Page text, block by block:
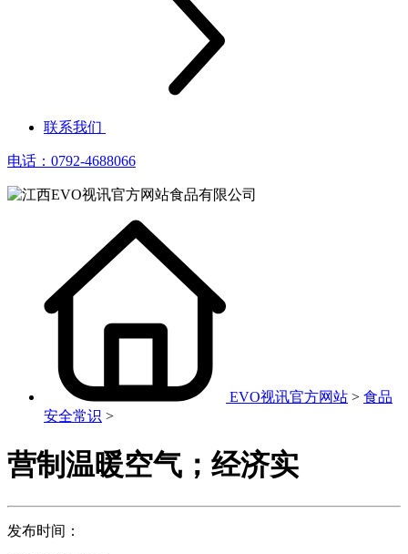
联系我们
电话：0792-4688066
EVO视讯官方网站 > 食品
安全常识 >
营制温暖空气；经济实
发布时间：